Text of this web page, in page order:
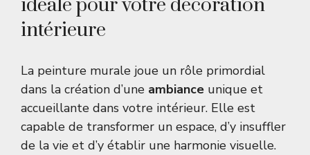
idéale pour votre décoration
intérieure
La peinture murale joue un rôle primordial
dans la création d’une ambiance unique et
accueillante dans votre intérieur. Elle est
capable de transformer un espace, d’y insuffler
de la vie et d’y établir une harmonie visuelle.